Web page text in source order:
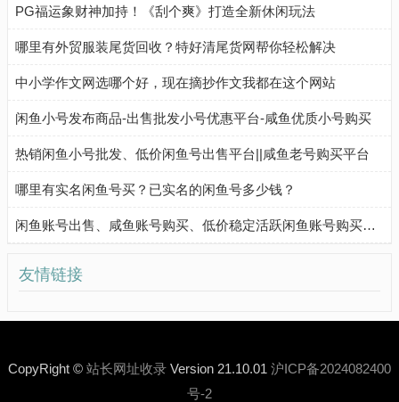
PG福运象财神加持！《刮个爽》打造全新休闲玩法
哪里有外贸服装尾货回收？特好清尾货网帮你轻松解决
中小学作文网选哪个好，现在摘抄作文我都在这个网站
闲鱼小号发布商品-出售批发小号优惠平台-咸鱼优质小号购买
热销闲鱼小号批发、低价闲鱼号出售平台||咸鱼老号购买平台
哪里有实名闲鱼号买？已实名的闲鱼号多少钱？
闲鱼账号出售、咸鱼账号购买、低价稳定活跃闲鱼账号购买流程
友情链接
CopyRight © 站长网址收录 Version 21.10.01 沪ICP备2024082400
号-2